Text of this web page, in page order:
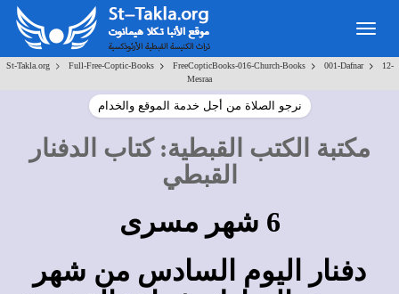
Toggle
navigation
St-Takla.org> Full-Free-Coptic-Books> FreeCopticBooks-016-Church-Books> 001-Dafnar>
12-
Mesraa
نرجو الصلاة من أجل خدمة الموقع والخدام
مكتبة الكتب القبطية:كتاب الدفنار
القبطي
6 شهر مسرى
دفنار اليوم السادس من شهر